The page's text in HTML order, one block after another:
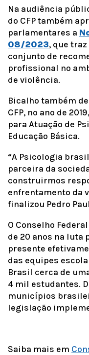
Na audiência
do CFP também
parlamentares a
08/2023, que
conjunto de
profissional no
de violência.
Bicalho também
CFP, no ano de
para Atuação de
Educação Básica.
“A Psicologia
parceira da
construirmos
enfrentamento da
finalizou Pedro
O Conselho
de 20 anos na luta
presente
das equipes
Brasil cerca de
4 mil estudantes.
municípios
legislação
Saiba mais em